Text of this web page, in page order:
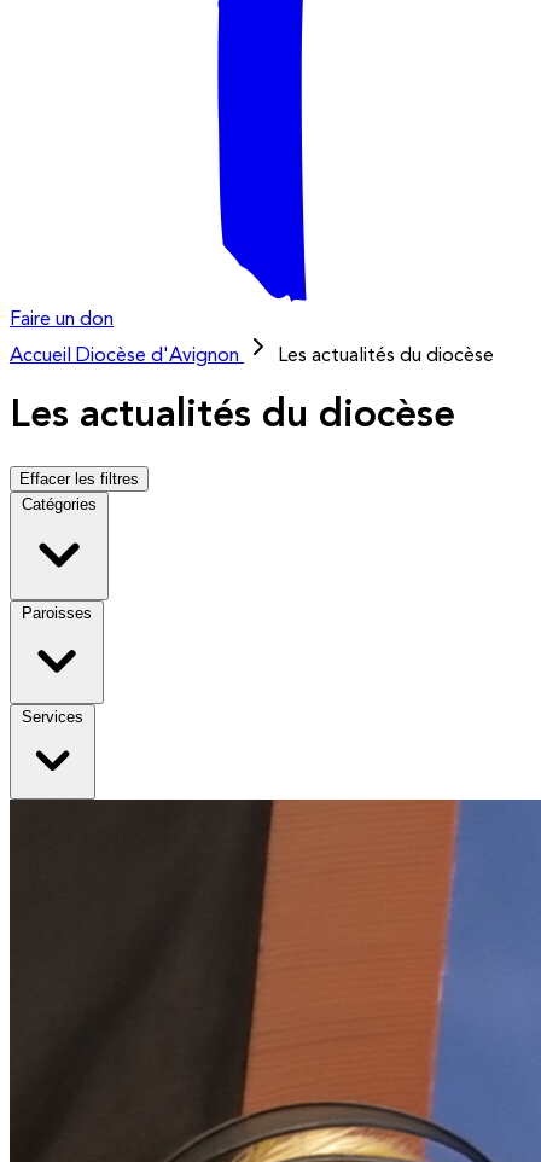
Faire un don
Accueil
Diocèse d'Avignon Les actualités du diocèse
Les actualités du diocèse
Effacer les filtres
Catégories
Paroisses
Services